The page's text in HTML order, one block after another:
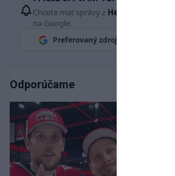
Chcete mať správy z Hetrik.sk
na Google.
Preferovaný zdroj
Odporúčame